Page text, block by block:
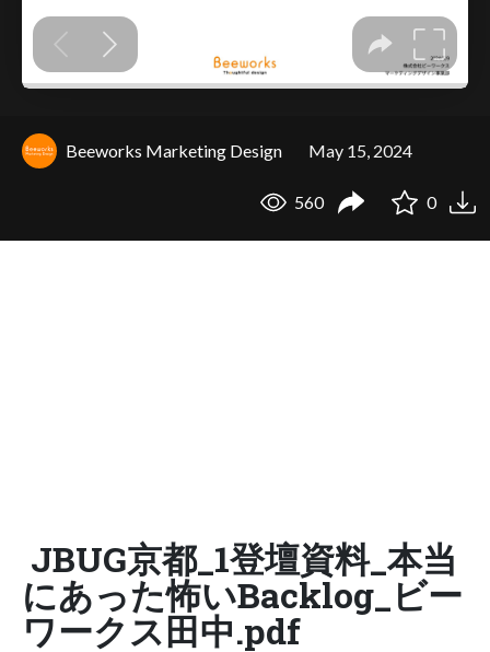
Beeworks Marketing Design May 15, 2024
560 0
JBUG京都_1登壇資料_本当
にあった怖いBacklog_ビー
ワークス田中.pdf